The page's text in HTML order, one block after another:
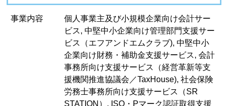
事業内容
個人事業主及び小規模企業向け会計サー
ビス, 中堅中小企業向け管理部門支援サー
ビス（エフアンドエムクラブ), 中堅中小
企業向け財務・補助金支援サービス, 会計
事務所向け支援サービス（経営革新等支
援機関推進協議会／TaxHouse), 社会保険
労務士事務所向け支援サービス（SR
STATION）, ISO・Pマーク認証取得支援